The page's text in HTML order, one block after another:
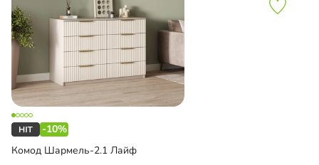
-10%
Комод Шармель-2.1 Лайф